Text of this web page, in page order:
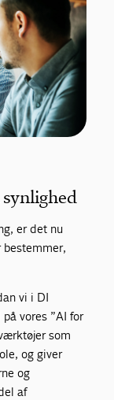
er det nu
bestemmer,
vi i DI
vores ”AI for
som
og giver
og
af